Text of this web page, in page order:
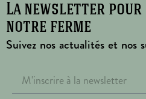
La newsletter
notre ferme
Suivez nos actualités et nos